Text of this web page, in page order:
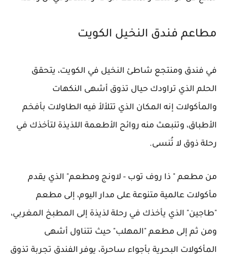
مطاعم فندق النخيل الكويت
في فندق ومنتجع شاطئ النخيل في الكويت، يتحقق
الحلم الذي تراودك حيال تذوق أشهى النكهات
والمأكولات إنه المكان الذي تتلألأ فيه الطاولات بأفخم
الأطباق، وتنبعث منه روائح الأطعمة اللذيذة لتأخذك في
رحلة ذوق لا تُنسى.
من مطعم " ذا روف توب - لاونج ومطعم" الذي يقدم
مأكولات عالمية متنوعة على مدار اليوم، إلى مطعم
"طاجين" الذي يأخذك في رحلة لذيذة إلى المطبخ المغربي،
ومن ثم إلى مطعم "المهلب" حيث تتناول أشهى
المأكولات البحرية بأجواء ساحرة، يوفر الفندق تجربة تذوق